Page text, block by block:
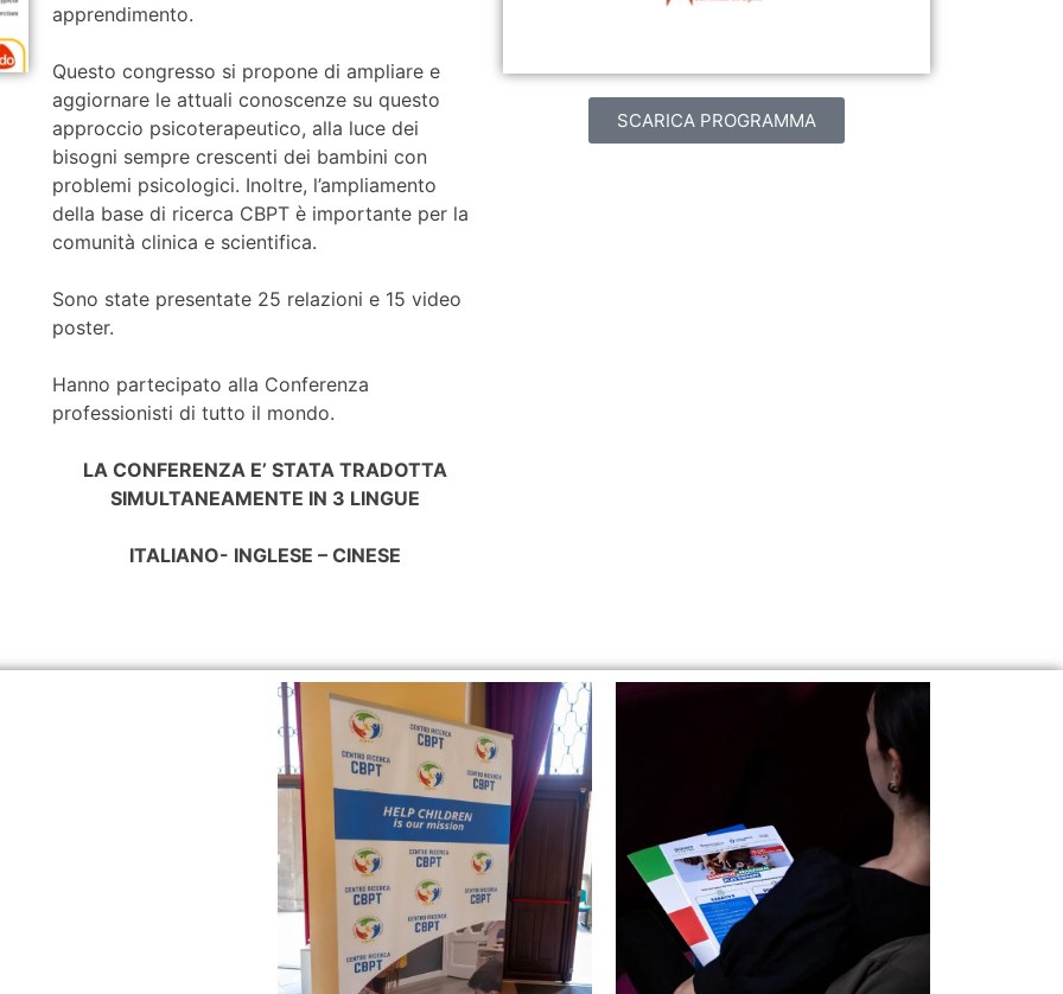
apprendimento.
Questo congresso si propone di ampliare e
aggiornare le attuali conoscenze su questo
approccio psicoterapeutico, alla luce dei
bisogni sempre crescenti dei bambini con
problemi psicologici. Inoltre, l’ampliamento
della base di ricerca CBPT è importante per la
comunità clinica e scientifica.
Sono state presentate 25 relazioni e 15 video
poster.
Hanno partecipato alla Conferenza
professionisti di tutto il mondo.
LA CONFERENZA E’ STATA TRADOTTA
SIMULTANEAMENTE IN 3 LINGUE
ITALIANO- INGLESE – CINESE
SCARICA PROGRAMMA